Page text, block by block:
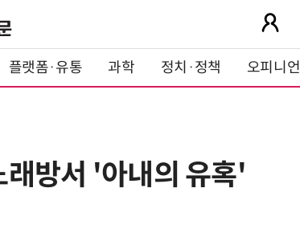
플랫폼·유통 과학 정치·정책 오피니언
방서 '아내의 유혹'